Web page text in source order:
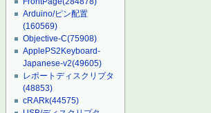
Arduino/ピン配置
(160569)
Objective-C(75908)
ApplePS2Keyboard-
Japanese-v2(49605)
レポートディスクリプタ
(48853)
cRARk(44575)